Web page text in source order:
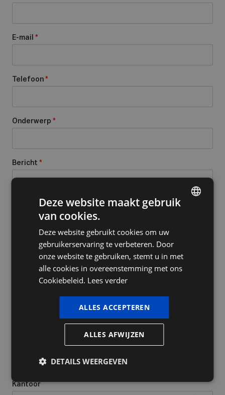
E-mail *
Telefoon *
Onderwerp *
Bericht *
Ja, ik heb al een ondernemingsnummer
Kantoor
Deze website maakt gebruik
van cookies.
Deze website gebruikt cookies om uw
gebruikerservaring te verbeteren. Door
onze website te gebruiken, stemt u in met
alle cookies in overeenstemming met ons
Cookiebeleid. Lees verder
ALLES ACCEPTEREN
ALLES AFWIJZEN
DETAILS WEERGEVEN